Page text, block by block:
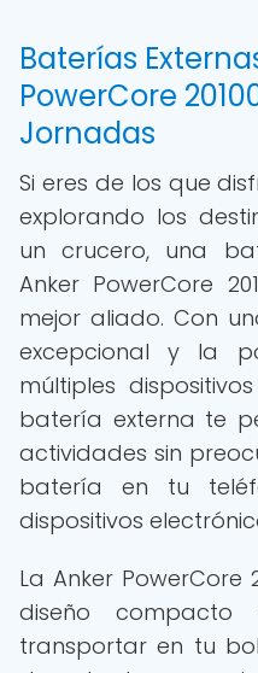
Baterías
PowerCore
Jornadas
Si eres de los que
explorando los
un crucero, una
Anker PowerCore
mejor aliado. Con
excepcional y la
múltiples
batería externa te
actividades sin
batería en tu
dispositivos
La Anker PowerCore
diseño
transportar en tu